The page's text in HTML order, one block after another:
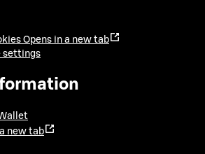
Opens in a new tab
settings
new tab